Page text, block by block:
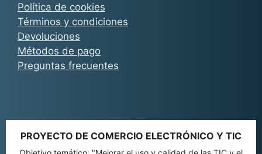
Política de cookies
Términos y condiciones
Devoluciones
Métodos de pago
Preguntas frecuentes
PROYECTO DE COMERCIO ELECTRÓNICO Y TIC